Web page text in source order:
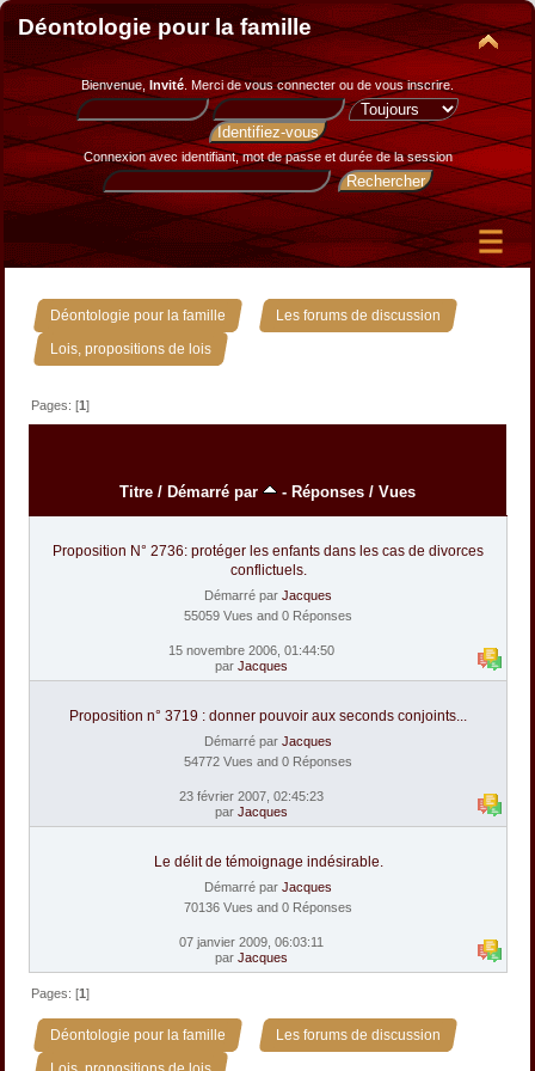
Déontologie pour la famille
Bienvenue, Invité. Merci devous connecter ou de vous inscrire.
Connexion avec identifiant, mot de passe et durée de la session
Déontologie pour la famille » Les forums de discussion »
Lois, propositions de lois
Pages: [1]
Titre / Démarré par - Réponses / Vues
Proposition N° 2736: protéger les enfants dans les cas de divorces
conflictuels.
Démarré par Jacques
55059 Vues and 0 Réponses
15 novembre 2006, 01:44:50
par Jacques
Proposition n° 3719 : donner pouvoir aux seconds conjoints...
Démarré par Jacques
54772 Vues and 0 Réponses
23 février 2007, 02:45:23
par Jacques
Le délit de témoignage indésirable.
Démarré par Jacques
70136 Vues and 0 Réponses
07 janvier 2009, 06:03:11
par Jacques
Pages: [1]
Déontologie pour la famille » Les forums de discussion »